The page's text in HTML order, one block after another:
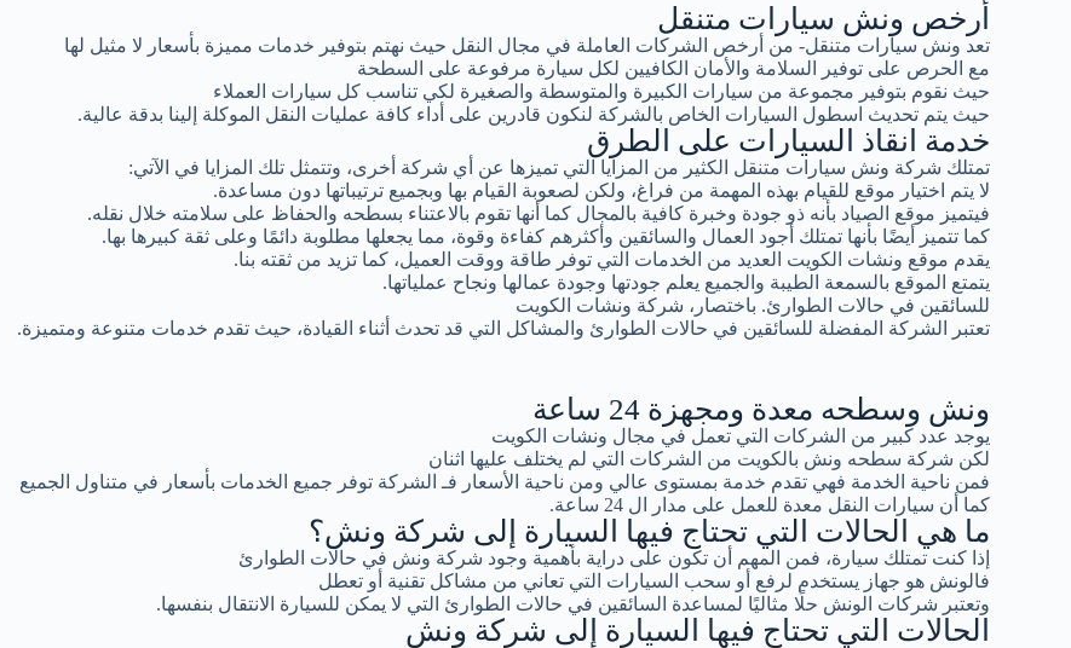
أرخص ونش سيارات متنقل
تعد ونش سيارات متنقل- من أرخص الشركات العاملة في مجال النقل حيث نهتم بتوفير خدمات مميزة بأسعار لا مثيل لها
مع الحرص على توفير السلامة والأمان الكافيين لكل سيارة مرفوعة على السطحة
حيث نقوم بتوفير مجموعة من سيارات الكبيرة والمتوسطة والصغيرة لكي تناسب كل سيارات العملاء
حيث يتم تحديث اسطول السيارات الخاص بالشركة لنكون قادرين على أداء كافة عمليات النقل الموكلة إلينا بدقة عالية.
خدمة انقاذ السيارات على الطرق
تمتلك شركة ونش سيارات متنقل الكثير من المزايا التي تميزها عن أي شركة أخرى، وتتمثل تلك المزايا في الآتي:
لا يتم اختيار موقع للقيام بهذه المهمة من فراغ، ولكن لصعوبة القيام بها وبجميع ترتيباتها دون مساعدة.
فيتميز موقع الصياد بأنه ذو جودة وخبرة كافية بالمجال كما أنها تقوم بالاعتناء بسطحه والحفاظ على سلامته خلال نقله.
كما تتميز أيضًا بأنها تمتلك أجود العمال والسائقين وأكثرهم كفاءة وقوة، مما يجعلها مطلوبة دائمًا وعلى ثقة كبيرها بها.
يقدم موقع ونشات الكويت العديد من الخدمات التي توفر طاقة ووقت العميل، كما تزيد من ثقته بنا.
يتمتع الموقع بالسمعة الطيبة والجميع يعلم جودتها وجودة عمالها ونجاح عملياتها.
للسائقين في حالات الطوارئ. باختصار، شركة ونشات الكويت
تعتبر الشركة المفضلة للسائقين في حالات الطوارئ والمشاكل التي قد تحدث أثناء القيادة، حيث تقدم خدمات متنوعة ومتميزة.
ونش وسطحه معدة ومجهزة 24 ساعة
يوجد عدد كبير من الشركات التي تعمل في مجال ونشات الكويت
لكن شركة سطحه ونش بالكويت من الشركات التي لم يختلف عليها اثنان
فمن ناحية الخدمة فهي تقدم خدمة بمستوى عالي ومن ناحية الأسعار فـ الشركة توفر جميع الخدمات بأسعار في متناول الجميع
كما أن سيارات النقل معدة للعمل على مدار ال 24 ساعة.
ما هي الحالات التي تحتاج فيها السيارة إلى شركة ونش؟
إذا كنت تمتلك سيارة، فمن المهم أن تكون على دراية بأهمية وجود شركة ونش في حالات الطوارئ
فالونش هو جهاز يستخدم لرفع أو سحب السيارات التي تعاني من مشاكل تقنية أو تعطل
وتعتبر شركات الونش حلًا مثاليًا لمساعدة السائقين في حالات الطوارئ التي لا يمكن للسيارة الانتقال بنفسها.
الحالات التي تحتاج فيها السيارة إلى شركة ونش